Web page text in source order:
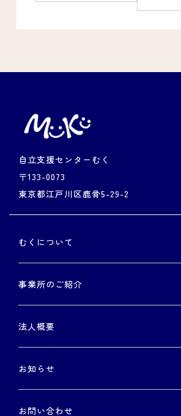
自立支援センターむく
〒133-0073
東京都江戸川区鹿骨5-29-2
むくについて
事業所のご紹介
法人概要
お知らせ
お問い合わせ